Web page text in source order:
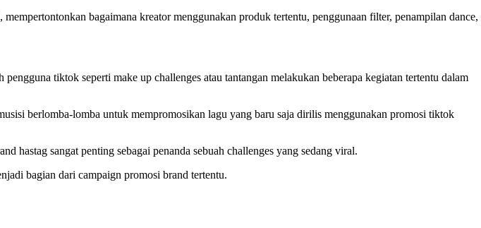
bagaimana kreator menggunakan produk tertentu, penggunaan filter, penampilan dance,
tiktok seperti make up challenges atau tantangan melakukan beberapa kegiatan tertentu dalam
berlomba-lomba untuk mempromosikan lagu yang baru saja dirilis menggunakan promosi tiktok
hastag sangat penting sebagai penanda sebuah challenges yang sedang viral.
bagian dari campaign promosi brand tertentu.